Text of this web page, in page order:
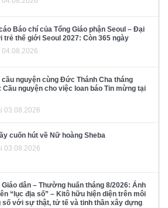
Báo chí của Tổng Giáo phận Seoul – Đại
trẻ thế giới Seoul 2027: Còn 365 ngày
cầu nguyện cùng Đức Thánh Cha tháng
Cầu nguyện cho việc loan báo Tin mừng tại
03.08.2026
cuốn hút về Nữ hoàng Sheba
03.08.2026
Giáo dân – Thường huấn tháng 8/2026: Ánh
“lục địa số” – Kitô hữu hiện diện trên môi
với sự thật, tử tế và tinh thần xây dựng